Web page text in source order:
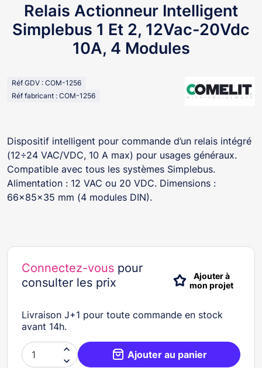
Relais Actionneur Intelligent
Simplebus 1 Et 2, 12Vac-20Vdc
10A, 4 Modules
Réf GDV : COM-1256
Réf fabricant : COM-1256
Dispositif intelligent pour commande d’un relais intégré
(12÷24 VAC/VDC, 10 A max) pour usages généraux.
Compatible avec tous les systèmes Simplebus.
Alimentation : 12 VAC ou 20 VDC. Dimensions :
66x85x35 mm (4 modules DIN).
Connectez-vous pour
consulter les prix
Ajouter à
mon projet
Livraison J+1 pour toute commande en stock
avant 14h.

 Ajouter au panier